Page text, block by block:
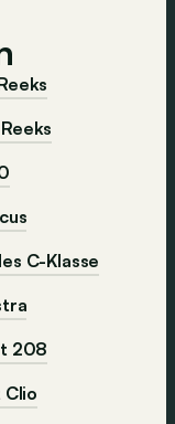
C-Klasse
208
Clio